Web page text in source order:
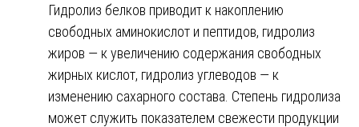
Гидролиз белков приводит к накоплению
свободных аминокислот и пептидов, гидролиз
жиров — к увеличению содержания свободных
жирных кислот, гидролиз углеводов — к
изменению сахарного состава. Степень гидролиза
может служить показателем свежести продукции